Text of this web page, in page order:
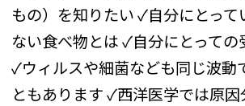
もの）を知りたい✓自分にとって
ない食べ物とは✓自分にとっての
✓ウィルスや細菌なども同じ波動
ともあります✓西洋医学では原